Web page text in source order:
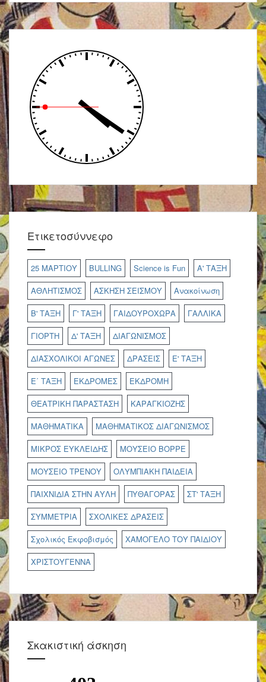
Ετικετοσύννεφο
25 ΜΑΡΤΙΟΥ BULLING Science is Fun
Α' ΤΑΞΗ
ΑΘΛΗΤΙΣΜΟΣ
ΑΣΚΗΣΗ ΣΕΙΣΜΟΥ
Ανακοίνωση
Β' ΤΑΞΗ
Γ' ΤΑΞΗ ΓΑΙΔΟΥΡΟΧΩΡΑ
ΓΑΛΛΙΚΑ
ΓΙΟΡΤΗ
Δ' ΤΑΞΗ
ΔΙΑΓΩΝΙΣΜΟΣ
ΔΙΑΣΧΟΛΙΚΟΙ ΑΓΩΝΕΣ
ΔΡΑΣΕΙΣ
Ε' ΤΑΞΗ
Ε΄ ΤΑΞΗ
ΕΚΔΡΟΜΕΣ
ΕΚΔΡΟΜΗ
ΘΕΑΤΡΙΚΗ ΠΑΡΑΣΤΑΣΗ
ΚΑΡΑΓΚΙΟΖΗΣ
ΜΑΘΗΜΑΤΙΚΑ
ΜΑΘΗΜΑΤΙΚΟΣ ΔΙΑΓΩΝΙΣΜΟΣ
ΜΙΚΡΟΣ ΕΥΚΛΕΙΔΗΣ
ΜΟΥΣΕΙΟ ΒΟΡΡΕ
ΜΟΥΣΕΙΟ ΤΡΕΝΟΥ
ΟΛΥΜΠΙΑΚΗ ΠΑΙΔΕΙΑ
ΠΑΙΧΝΙΔΙΑ ΣΤΗΝ ΑΥΛΗ
ΠΥΘΑΓΟΡΑΣ
ΣΤ' ΤΑΞΗ
ΣΥΜΜΕΤΡΙΑ
ΣΧΟΛΙΚΕΣ ΔΡΑΣΕΙΣ
Σχολικός Εκφοβισμός
ΧΑΜΟΓΕΛΟ ΤΟΥ ΠΑΙΔΙΟΥ
ΧΡΙΣΤΟΥΓΕΝΝΑ
Σκακιστική άσκηση